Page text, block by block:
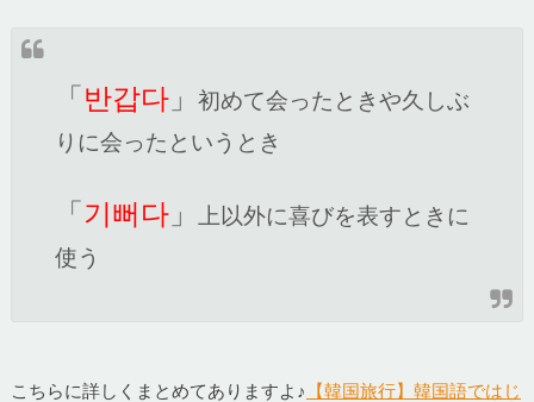
「반갑다 」初めて会ったときや久しぶ
りに会ったというとき
「기뻐다 」
上以外に喜びを表すときに
使う
こちらに詳しくまとめてありますよ♪
【韓国旅行】韓国語ではじ